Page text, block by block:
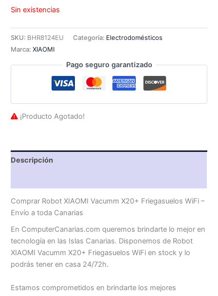
Sin existencias
SKU: BHR8124EU Categoría: Electrodomésticos
Marca:XIAOMI
Pago seguro garantizado
¡Producto Agotado!
Descripción
Comprar Robot XIAOMI Vacumm X20+ Friegasuelos WiFi –
Envío a toda Canarias
En ComputerCanarias.com queremos brindarte lo mejor en
tecnología en las Islas Canarias. Disponemos de Robot
XIAOMI Vacumm X20+ Friegasuelos WiFi en stock y lo
podrás tener en casa 24/72h.
Estamos comprometidos en brindarte los mejores